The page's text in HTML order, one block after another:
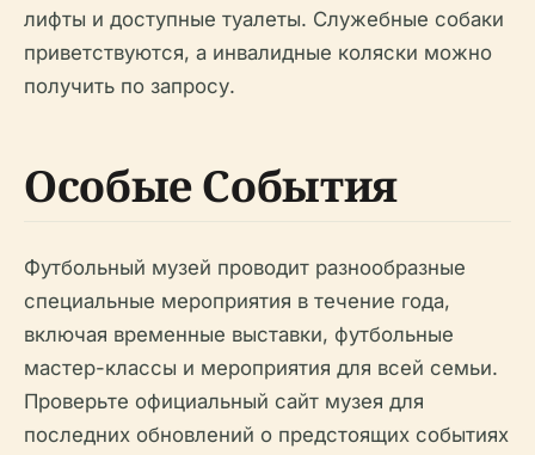
лифты и доступные туалеты. Служебные собаки
приветствуются, а инвалидные коляски можно
получить по запросу.
Особые События
Футбольный музей проводит разнообразные
специальные мероприятия в течение года,
включая временные выставки, футбольные
мастер-классы и мероприятия для всей семьи.
Проверьте официальный сайт музея для
последних обновлений о предстоящих событиях